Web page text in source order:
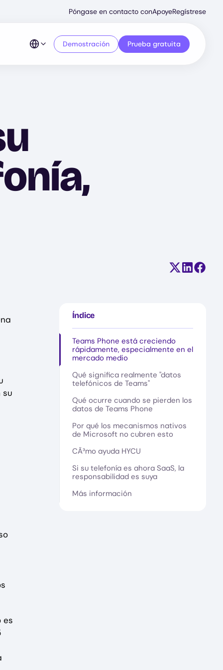
Secondary
Menu
Póngase en contacto conApoyeRegístrese
Demostración Prueba gratuita
Compartir
su
es
Índice
Teams Phone está creciendo
rápidamente, especialmente en el
mercado medio
Qué significa realmente "datos
telefónicos de Teams"
Qué ocurre cuando se pierden los
datos de Teams Phone
Por qué los mecanismos nativos
de Microsoft no cubren esto
CÃ³mo ayuda HYCU
Si su telefonía es ahora SaaS, la
responsabilidad es suya
Más información